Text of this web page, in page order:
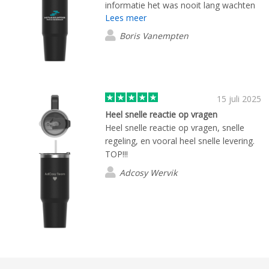
informatie het was nooit lang wachten
en we waren betrokken bij elke stap van
het proces.
Lees meer
Boris Vanempten
15 juli 2025
Heel snelle reactie op vragen
Heel snelle reactie op vragen, snelle
regeling, en vooral heel snelle levering.
TOP!!!
Adcosy Wervik